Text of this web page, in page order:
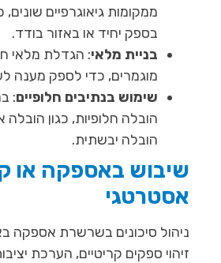
ממקומות גיאוגרפיים
בספק יחיד או באזור בודד.
בניית מלאי: הגדלת מלאי
מוגמרים, כדי לספק מענה
שימוש בנתיבים חלופיים:
הובלה חלופיות, כגון הובלה
הובלה יבשתית.
שיבוש באספקה או
אסטרטגי
ניהול סיכונים בשרשרת אספקה
זיהוי ספקים קריטיים, הערכת